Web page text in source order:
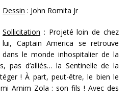
Dessin : John Romita Jr
Sollicitation : Projeté loin de chez
lui, Captain America se retrouve
dans le monde inhospitalier de la
pas d’alliés… la Sentinelle de la
! À part, peut-être, le bien le
Arnim Zola : son fils ! Avec des